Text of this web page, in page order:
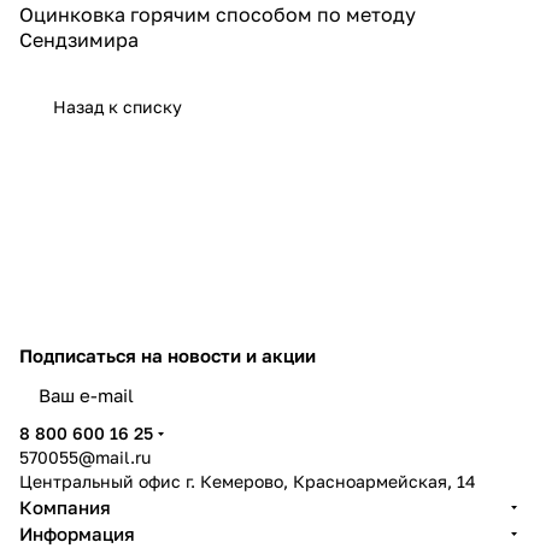
Оцинковка горячим способом по методу
Сендзимира
Назад к списку
Подписаться на новости и акции
8 800 600 16 25
570055@mail.ru
Центральный офис г. Кемерово, Красноармейская, 14
Компания
Информация